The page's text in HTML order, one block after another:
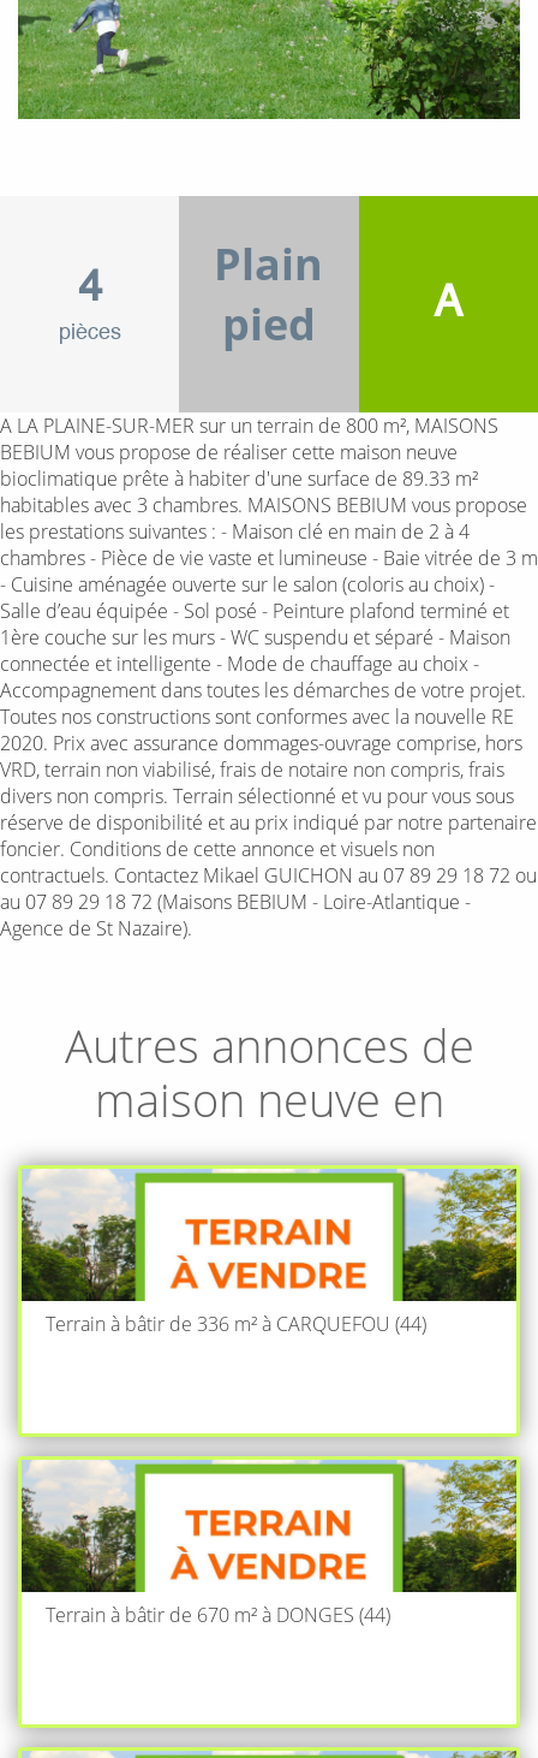
4
pièces
Plain
pied
A
A LA PLAINE-SUR-MER sur un terrain de 800 m², MAISONS
BEBIUM vous propose de réaliser cette maison neuve
bioclimatique prête à habiter d'une surface de 89.33 m²
habitables avec 3 chambres. MAISONS BEBIUM vous propose
les prestations suivantes : - Maison clé en main de 2 à 4
chambres - Pièce de vie vaste et lumineuse - Baie vitrée de 3 m
- Cuisine aménagée ouverte sur le salon (coloris au choix) -
Salle d’eau équipée - Sol posé - Peinture plafond terminé et
1ère couche sur les murs - WC suspendu et séparé - Maison
connectée et intelligente - Mode de chauffage au choix -
Accompagnement dans toutes les démarches de votre projet.
Toutes nos constructions sont conformes avec la nouvelle RE
2020. Prix avec assurance dommages-ouvrage comprise, hors
VRD, terrain non viabilisé, frais de notaire non compris, frais
divers non compris. Terrain sélectionné et vu pour vous sous
réserve de disponibilité et au prix indiqué par notre partenaire
foncier. Conditions de cette annonce et visuels non
contractuels. Contactez Mikael GUICHON au 07 89 29 18 72 ou
au 07 89 29 18 72 (Maisons BEBIUM - Loire-Atlantique -
Agence de St Nazaire).
Autres annonces de
maison neuve en
Terrain à bâtir de 336 m² à CARQUEFOU (44)
Terrain à bâtir de 670 m² à DONGES (44)